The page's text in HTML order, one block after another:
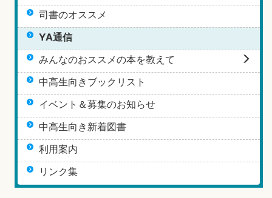
司書のオススメ
YA通信
みんなのおススメの本を教えて
中高生向きブックリスト
イベント＆募集のお知らせ
中高生向き新着図書
利用案内
リンク集